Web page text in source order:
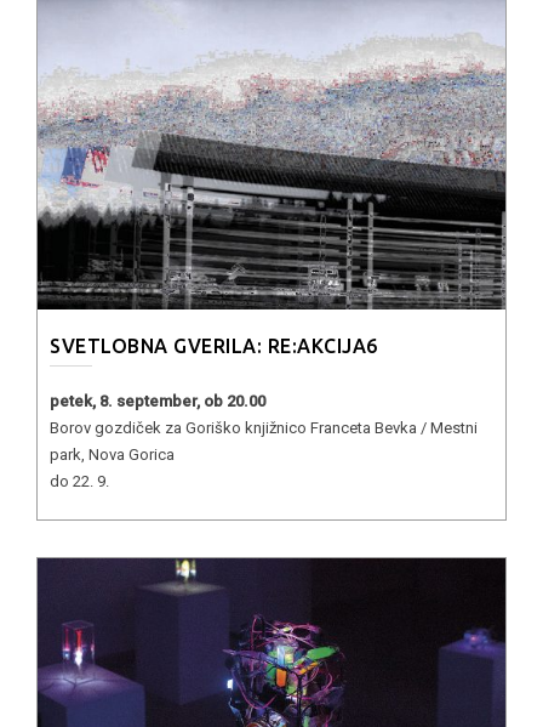
SVETLOBNA GVERILA: RE:AKCIJA6
petek, 8. september, ob 20.00
Borov gozdiček za Goriško knjižnico Franceta Bevka / Mestni
park, Nova Gorica
do 22. 9.